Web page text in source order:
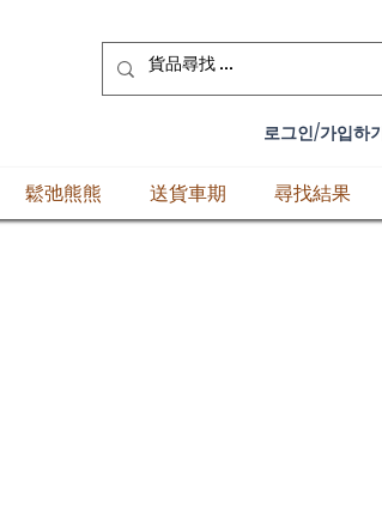
로그인/가입하
鬆弛熊熊 送貨車期 尋找結果